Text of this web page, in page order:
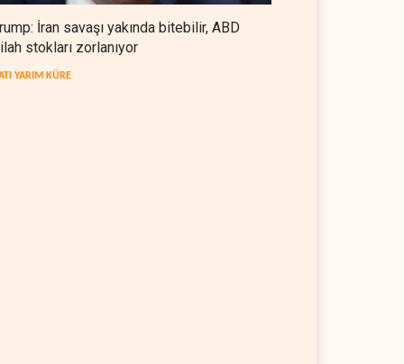
İran savaşı yakında bitebilir, ABD
stokları zorlanıyor
YARIM KÜRE